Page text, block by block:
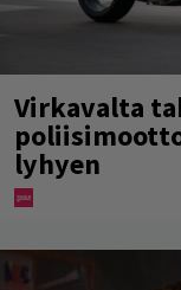
Virkavalta
lyhyen